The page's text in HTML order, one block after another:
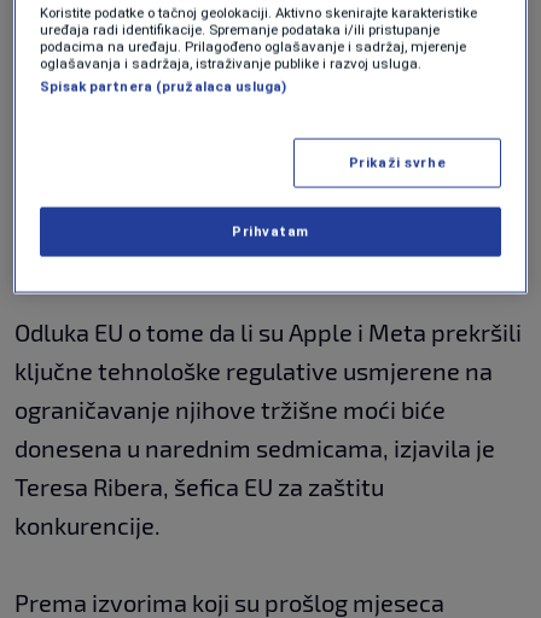
U februaru je Trump potpisao memorandum
upozoravajući da će njegova administracija
detaljno analizirati europske DMA i Akt o
digitalnim uslugama, koji, prema njegovim
riječima, određuju kako američke kompanije
komuniciraju s potrošačima u EU.
Odluka EU o tome da li su Apple i Meta prekršili
ključne tehnološke regulative usmjerene na
ograničavanje njihove tržišne moći biće
donesena u narednim sedmicama, izjavila je
Teresa Ribera, šefica EU za zaštitu
konkurencije.
Prema izvorima koji su prošlog mjeseca
Koristite podatke o tačnoj geolokaciji. Aktivno skenirajte karakteristike
uređaja radi identifikacije. Spremanje podataka i/ili pristupanje
podacima na uređaju. Prilagođeno oglašavanje i sadržaj, mjerenje
oglašavanja i sadržaja, istraživanje publike i razvoj usluga.
Spisak partnera (pružalaca usluga)
Prikaži svrhe
Prihvatam